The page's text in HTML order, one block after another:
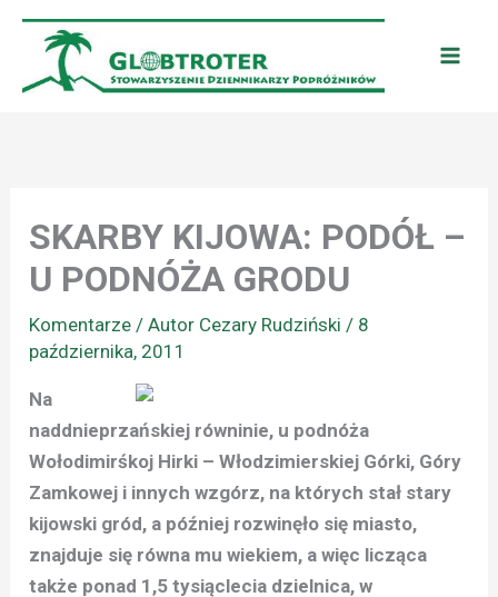
Przejdź
treści
SKARBY KIJOWA: PODÓŁ –
U PODNÓŻA GRODU
Komentarze / Autor Cezary Rudziński/ 8
października, 2011
Na
naddnieprzańskiej równinie, u podnóża
Wołodimirśkoj Hirki – Włodzimierskiej Górki, Góry
Zamkowej i innych wzgórz, na których stał stary
kijowski gród, a później rozwinęło się miasto,
znajduje się równa mu wiekiem, a więc licząca
także ponad 1,5 tysiąclecia dzielnica, w